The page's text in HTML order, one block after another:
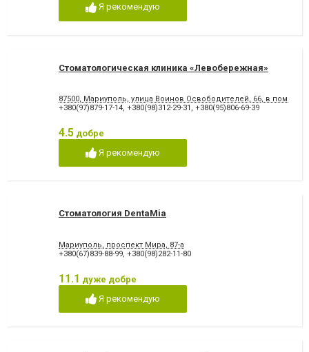
Я рекомендую
Стоматологическая клиника «Левобережная»
87500, Мариуполь, улица Воинов Освободителей, 66, в
+380(97)879-17-14, +380(98)312-29-31 , +380(95)806-69-39
4.5 добре
Я рекомендую
Стоматология DentaMia
Мариуполь, проспект Мира, 87-а
+380(67)839-88-99, +380(98)282-11-80
11.1 дуже добре
Я рекомендую